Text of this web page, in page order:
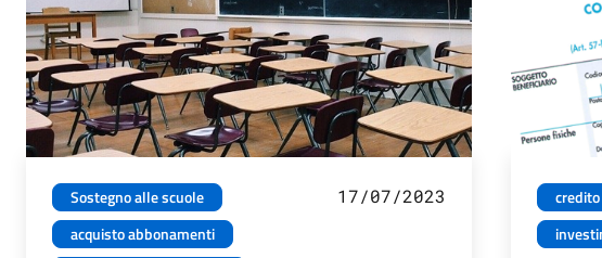
Sostegno alle scuole
acquisto abbonamenti
17/07/2023